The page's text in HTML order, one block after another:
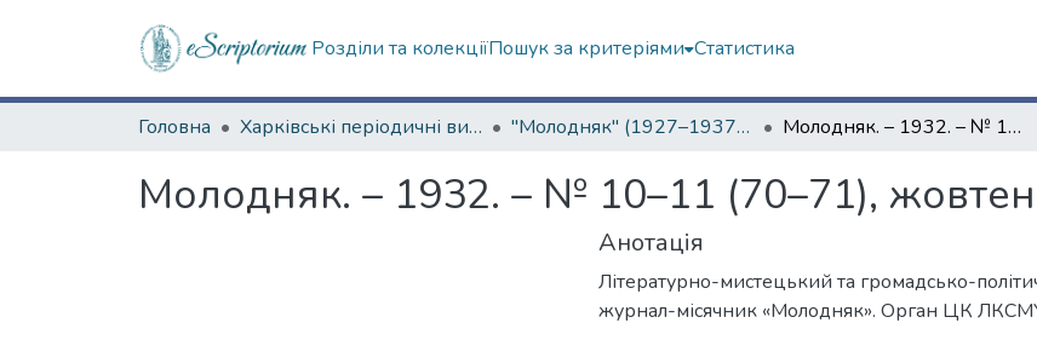
Розділи та колекціїПошук за критеріями Статистика
Головна Харківські періодичні видання "Молодняк" (1927–1937 рр.) Молодняк. – 1932. – № 10–11 (70–71), жовтень–листопад
Молодняк. – 1932. – № 10–11 (70–71),
Анотація
Літературно-мистецький та громадсько-
журнал-місячник «Молодняк». Орган ЦК